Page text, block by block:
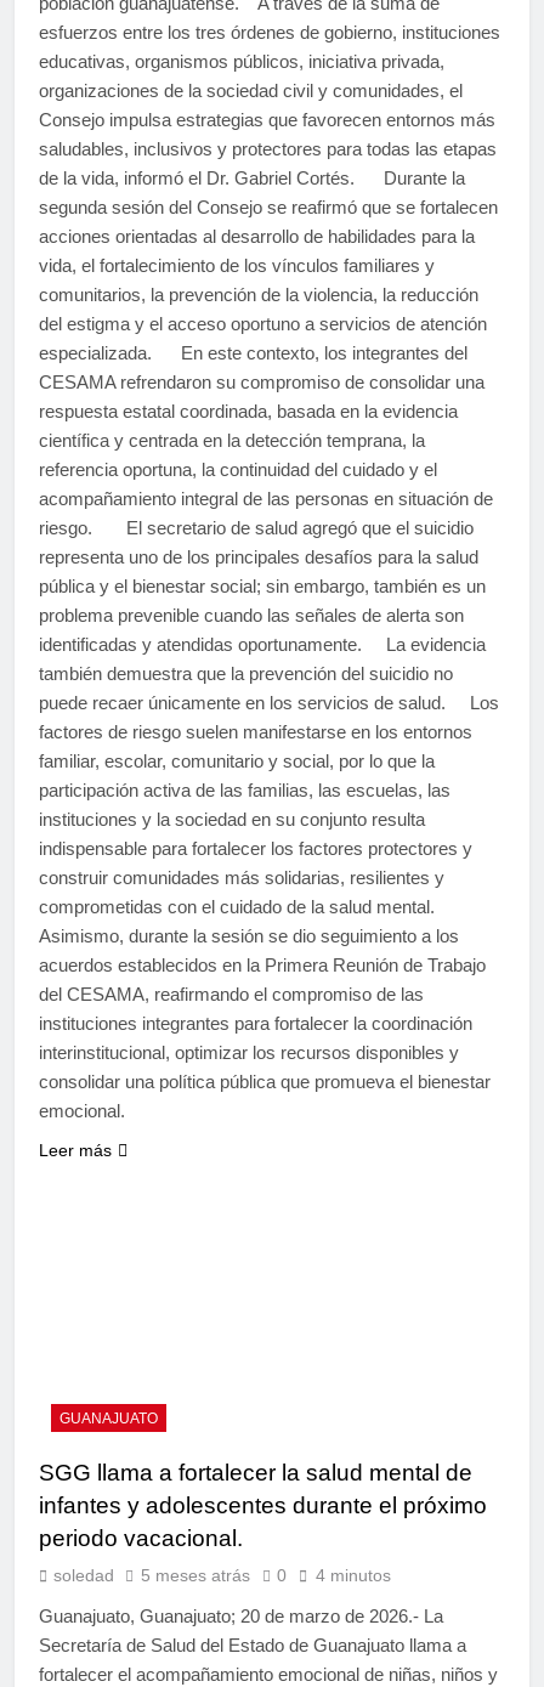
esfuerzos entre los tres órdenes de gobierno, instituciones
educativas, organismos públicos, iniciativa privada,
organizaciones de la sociedad civil y comunidades, el
Consejo impulsa estrategias que favorecen entornos más
saludables, inclusivos y protectores para todas las etapas
de la vida, informó el Dr. Gabriel Cortés. Durante la
segunda sesión del Consejo se reafirmó que se fortalecen
acciones orientadas al desarrollo de habilidades para la
vida, el fortalecimiento de los vínculos familiares y
comunitarios, la prevención de la violencia, la reducción
del estigma y el acceso oportuno a servicios de atención
especializada. En este contexto, los integrantes del
CESAMA refrendaron su compromiso de consolidar una
respuesta estatal coordinada, basada en la evidencia
científica y centrada en la detección temprana, la
referencia oportuna, la continuidad del cuidado y el
acompañamiento integral de las personas en situación de
riesgo. El secretario de salud agregó que el suicidio
representa uno de los principales desafíos para la salud
pública y el bienestar social; sin embargo, también es un
problema prevenible cuando las señales de alerta son
identificadas y atendidas oportunamente. La evidencia
también demuestra que la prevención del suicidio no
puede recaer únicamente en los servicios de salud. Los
factores de riesgo suelen manifestarse en los entornos
familiar, escolar, comunitario y social, por lo que la
participación activa de las familias, las escuelas, las
instituciones y la sociedad en su conjunto resulta
indispensable para fortalecer los factores protectores y
construir comunidades más solidarias, resilientes y
comprometidas con el cuidado de la salud mental.
Asimismo, durante la sesión se dio seguimiento a los
acuerdos establecidos en la Primera Reunión de Trabajo
del CESAMA, reafirmando el compromiso de las
instituciones integrantes para fortalecer la coordinación
interinstitucional, optimizar los recursos disponibles y
consolidar una política pública que promueva el bienestar
emocional.
Leer más
GUANAJUATO
SGG llama a fortalecer la salud mental de
infantes y adolescentes durante el próximo
periodo vacacional.
soledad 5 meses atrás 0 4 minutos
Guanajuato, Guanajuato; 20 de marzo de 2026.- La
Secretaría de Salud del Estado de Guanajuato llama a
fortalecer el acompañamiento emocional de niñas, niños y